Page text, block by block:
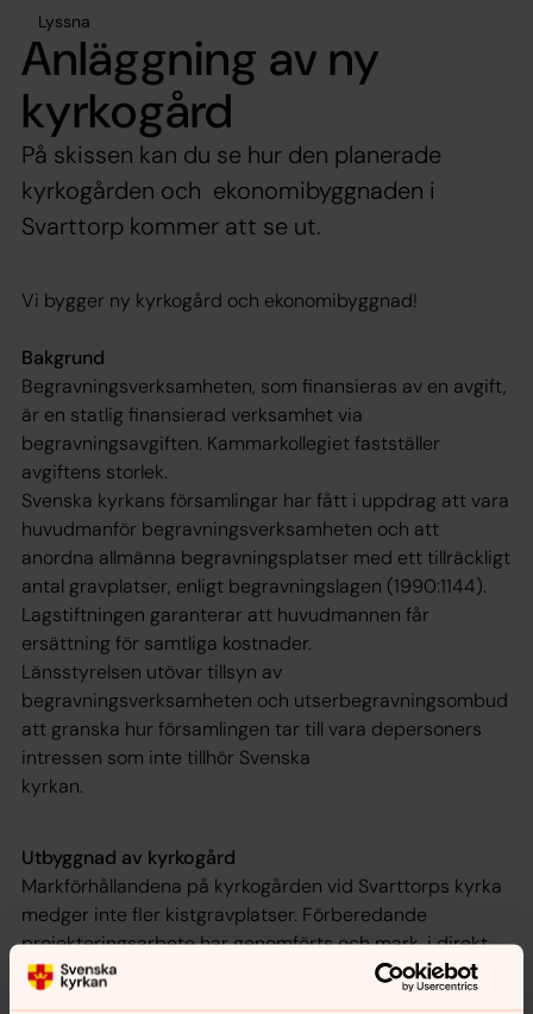
Lyssna
Anläggning av ny
kyrkogård
På skissen kan du se hur den planerade
kyrkogården och ekonomibyggnaden i
Svarttorp kommer att se ut.
Vi bygger ny kyrkogård och ekonomibyggnad!
Bakgrund
Begravningsverksamheten, som finansieras av en avgift,
är en statlig finansierad verksamhet via
begravningsavgiften. Kammarkollegiet fastställer
avgiftens storlek.
Svenska kyrkans församlingar har fått i uppdrag att vara
huvudmanför begravningsverksamheten och att
anordna allmänna begravningsplatser med ett tillräckligt
antal gravplatser, enligt begravningslagen (1990:1144).
Lagstiftningen garanterar att huvudmannen får
ersättning för samtliga kostnader.
Länsstyrelsen utövar tillsyn av
begravningsverksamheten och utserbegravningsombud
att granska hur församlingen tar till vara depersoners
intressen som inte tillhör Svenska
kyrkan.
Utbyggnad av kyrkogård
Markförhållandena på kyrkogården vid Svarttorps kyrka
medger inte fler kistgravplatser. Förberedande
projekteringsarbete har genomförts och mark, i direkt
anslutning till befintlig kyrkogård, har genom gåvobrev
skänkts till Lekeryds församling av bröderna Jan-Eric